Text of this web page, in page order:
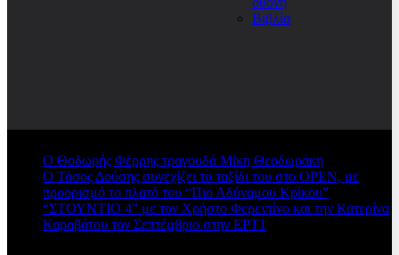
Βιβλία
Ο Θοδωρής Φέρρης τραγουδά Μίκη Θεοδωράκη
Ο Τάσος Δούσης συνεχίζει το ταξίδι του στο OPEN, με
προορισμό το πλατό του “Πιο Αδύναμου Κρίκου”
“ΣΤΟΥΝΤΙΟ 4” με τον Χρήστο Φερεντίνο και την Κατερίνα
Καραβάτου τον Σεπτέμβριο στην ΕΡΤ1